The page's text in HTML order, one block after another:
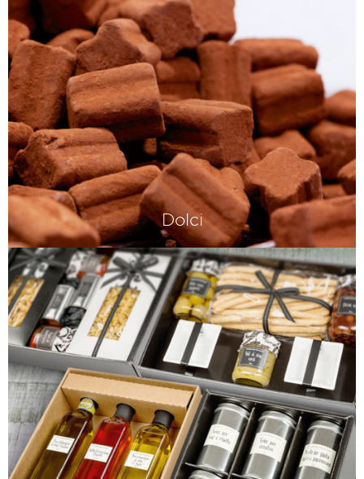
Dolci
Le meilleur de la pasticceria italienne -
La dolce vita, en somme.